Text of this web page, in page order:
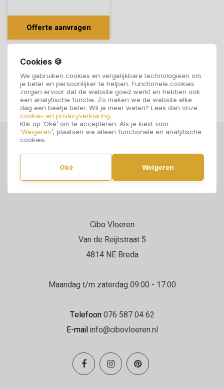
Cookies 🍪
We gebruiken cookies en vergelijkbare technologieën om
je beter en persoonlijker te helpen. Functionele cookies
zorgen ervoor dat de website goed werkt en hebben ook
een analytische functie. Zo maken we de website elke
dag een beetje beter. Wil je meer weten? Lees dan onze
cookie- en privacyverklaring.
Klik op ‘Oké’ om te accepteren. Als je kiest voor
‘Weigeren’, plaatsen we alleen functionele en analytische
cookies.
Oké Weigeren
Offerte aanvragen
Cibo Vloeren
Van de Reijtstraat 5
4814 NE Breda
Maandag t/m zaterdag 09:00 - 17:00
Telefoon076 587 04 62
E-mailinfo@cibovloeren.nl